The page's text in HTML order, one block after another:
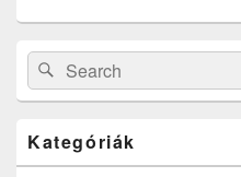
Search
for:
Search
Kategóriák